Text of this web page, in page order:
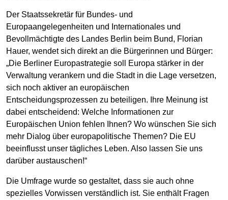
Der Staatssekretär für Bundes- und
Europaangelegenheiten und Internationales und
Bevollmächtigte des Landes Berlin beim Bund, Florian
Hauer, wendet sich direkt an die Bürgerinnen und Bürger:
„Die Berliner Europastrategie soll Europa stärker in der
Verwaltung verankern und die Stadt in die Lage versetzen,
sich noch aktiver an europäischen
Entscheidungsprozessen zu beteiligen. Ihre Meinung ist
dabei entscheidend: Welche Informationen zur
Europäischen Union fehlen Ihnen? Wo wünschen Sie sich
mehr Dialog über europapolitische Themen? Die EU
beeinflusst unser tägliches Leben. Also lassen Sie uns
darüber austauschen!“
Die Umfrage wurde so gestaltet, dass sie auch ohne
spezielles Vorwissen verständlich ist. Sie enthält Fragen